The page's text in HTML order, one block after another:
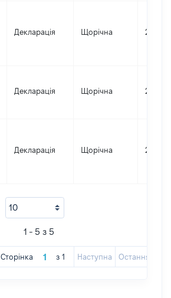
Декларація Щорічна 2018
Декларація Щорічна 2017
Декларація Щорічна 2016
1 - 5 з 5
Сторінка з 1 Наступна Остання